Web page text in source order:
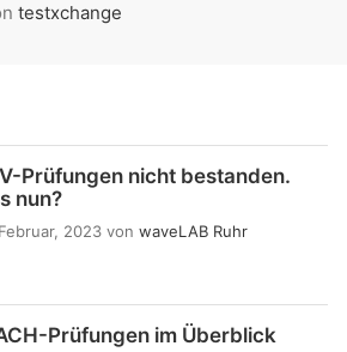
testxchange
Prüfungen nicht bestanden.
nun?
2023 von waveLAB Ruhr
Prüfungen im Überblick